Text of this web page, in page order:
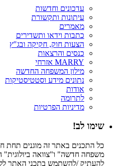
עדכונים וחדשות
עיתונות ותקשורת
מאמרים
כתבות וידאו ותשדירים
הצעות חוק, חקיקה ובג"ץ
כנסים והרצאות
MARRY אזרחי
מילון המשפחה החדשה
נתונים מידע וסטטיסטיקות
אודות
לתרומה
מדיניות הפרטיות
שימו לב!
כל התכנים באתר זה מוגנים תחת
משפחה חדשה" ו"צוואה ביולוגית"
להעתיק /להשתמש בתכני האתר